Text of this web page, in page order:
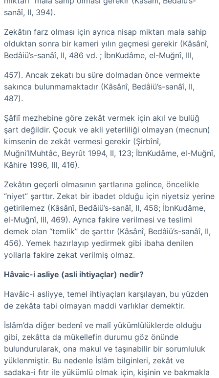
sanâî, II, 394).
Zekâtın farz olması için ayrıca nisap miktarı mala sahip
olduktan sonra bir kameri yılın geçmesi gerekir (Kâsânî,
Bedâiü’s-sanâî, II, 486 vd. ; İbnKudâme, el-Muğnî, III,
457). Ancak zekatı bu süre dolmadan önce vermekte
sakınca bulunmamaktadır (Kâsânî, Bedâiü’s-sanâî, II,
487).
Şâfiî mezhebine göre zekât vermek için akıl ve bulüğ
şart değildir. Çocuk ve akli yeterliliği olmayan (mecnun)
kimsenin de zekât vermesi gerekir (Şirbînî,
Muğni’lMuhtâc, Beyrût 1994, II, 123; İbnKudâme, el-Muğnî,
Kâhire 1996, III, 416).
Zekâtın geçerli olmasının şartlarına gelince, öncelikle
“niyet” şarttır. Zekat bir ibadet olduğu için niyetsiz yerine
getirilemez (Kâsânî, Bedâiü’s-sanâî, II, 458; İbnKudâme,
el-Muğnî, III, 469). Ayrıca fakire verilmesi ve teslimi
demek olan “temlik” de şarttır (Kâsânî, Bedâiü’s-sanâî, II,
456). Yemek hazırlayıp yedirmek gibi ibaha denilen
yollarla fakire zekat verilmiş olmaz.
Hâvaic-i asliye (asli ihtiyaçlar) nedir?
Havâic-i asliyye, temel ihtiyaçları karşılayan, bu yüzden
de zekâta tabi olmayan maddi varlıklar demektir.
İslâm’da diğer bedenî ve malî yükümlülüklerde olduğu
gibi, zekâtta da mükellefin durumu göz önünde
bulundurularak, ona makul ve taşınabilir bir sorumluluk
yüklenmiştir. Bu nedenle İslâm bilginleri, zekât ve
sadaka-i fıtr ile yükümlü olmak için, kişinin ve bakmakla